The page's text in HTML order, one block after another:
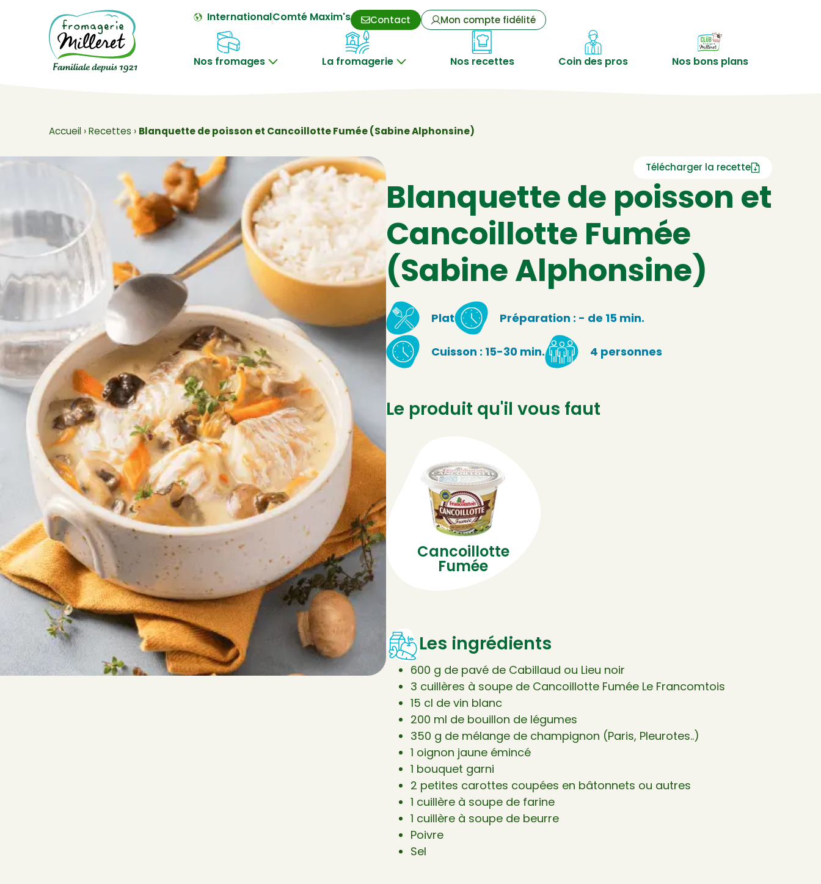
InternationalComté Maxim's Contact Mon compte fidélité
Nos fromages La fromagerie Nos recettes Coin des pros Nos bons plans
Accueil ›Recettes › Blanquette de poisson et Cancoillotte Fumée (Sabine Alphonsine)
Télécharger la recette
Blanquette de poisson et
Cancoillotte Fumée
(Sabine Alphonsine)
Plat Préparation : - de 15 min.
Cuisson : 15-30 min. 4 personnes
Le produit qu'il vous faut
Cancoillotte
Fumée
Les ingrédients
600 g de pavé de Cabillaud ou Lieu noir
3 cuillères à soupe de Cancoillotte Fumée Le Francomtois
15 cl de vin blanc
200 ml de bouillon de légumes
350 g de mélange de champignon (Paris, Pleurotes..)
1 oignon jaune émincé
1 bouquet garni
2 petites carottes coupées en bâtonnets ou autres
1 cuillère à soupe de farine
1 cuillère à soupe de beurre
Poivre
Sel